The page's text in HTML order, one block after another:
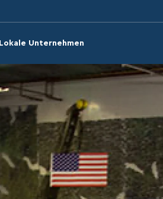
Lokale Unternehmen